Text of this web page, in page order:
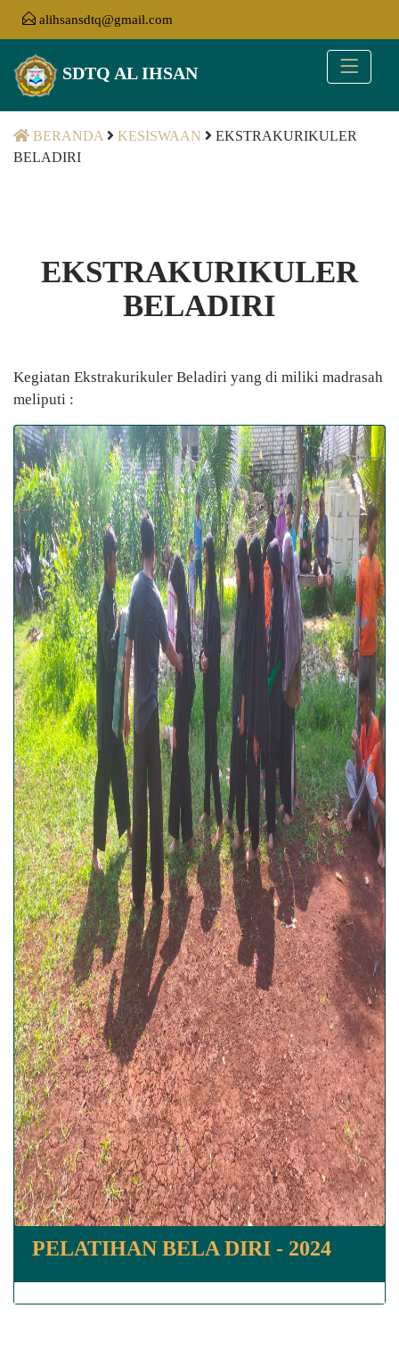
alihsansdtq@gmail.com
SDTQ AL IHSAN
BERANDA KESISWAAN
EKSTRAKURIKULER
BELADIRI
EKSTRAKURIKULER
BELADIRI
Kegiatan Ekstrakurikuler Beladiri yang di miliki madrasah
meliputi :
PELATIHAN BELA DIRI - 2024